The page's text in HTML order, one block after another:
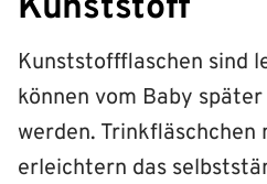
Kunststoffflaschen sind
können vom Baby
werden. Trinkfläschchen
erleichtern das